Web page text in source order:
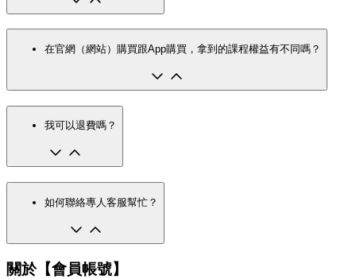
在官網（網站）購買跟App購買，拿到的課程權益有不同嗎？
我可以退費嗎？
如何聯絡專人客服幫忙？
關於【會員帳號】